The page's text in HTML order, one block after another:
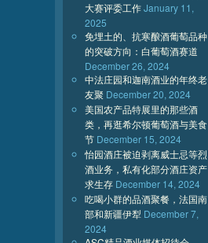
大赛评委工作January 11,
2025
免埋土的、抗寒酿酒葡萄品种
的突破方向：白葡萄酒赛道
December 26, 2024
中法庄园和迦南酒业的年终老
友聚 December 20, 2024
美国农产品特展里的那些酒
类，再逛希尔顿葡萄酒与美食
节 December 15, 2024
怡园酒庄被迫剥离威士忌等烈
酒业务，私有化部分酒庄资产
求生存 December 14, 2024
吃喝小群的品酒聚餐，法国南
部和新疆伊犁 December 7,
2024